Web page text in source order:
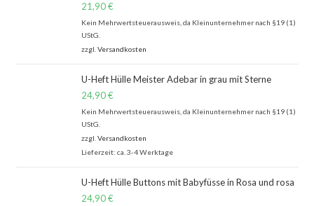
21,90€
Kein Mehrwertsteuerausweis, da Kleinunternehmer nach §19 (1)
UStG.
zzgl.Versandkosten
U-Heft Hülle Meister Adebar in grau mit Sterne
24,90€
Kein Mehrwertsteuerausweis, da Kleinunternehmer nach §19 (1)
UStG.
zzgl.Versandkosten
Lieferzeit: ca. 3-4 Werktage
U-Heft Hülle Buttons mit Babyfüsse in Rosa und rosa
24,90€